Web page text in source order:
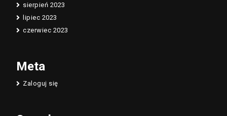
sierpień 2023
lipiec 2023
czerwiec 2023
Meta
Zaloguj się